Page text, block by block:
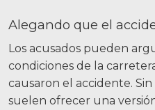
Alegando que el
Los acusados pueden
condiciones de la
causaron el accidente.
suelen ofrecer una